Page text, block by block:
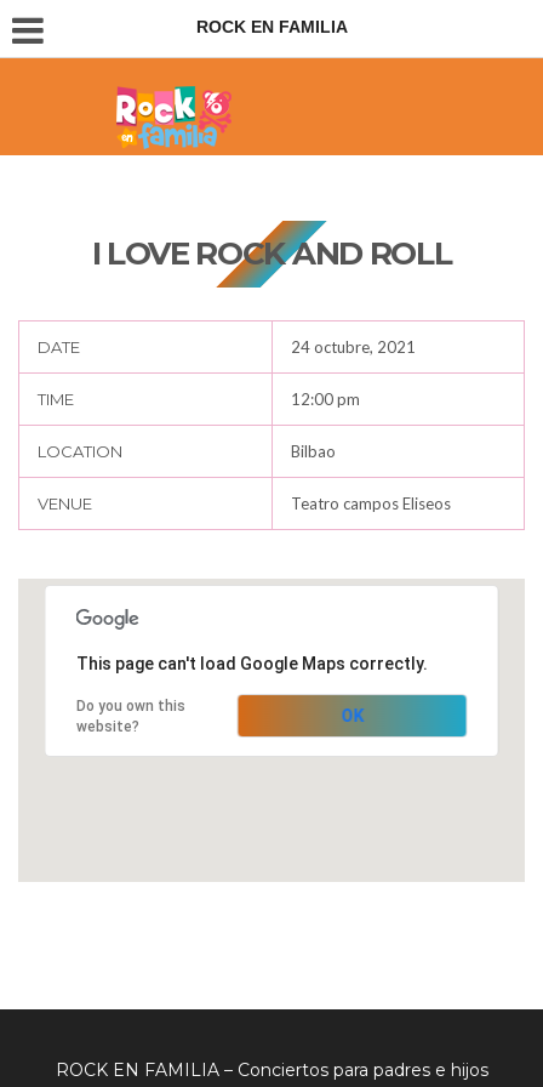
ROCK EN FAMILIA
Conciertos para padres e hijos
I LOVE ROCK AND ROLL
DATE 24 octubre, 2021
TIME 12:00 pm
LOCATION Bilbao
VENUE Teatro campos Eliseos
This page can't load Google Maps correctly.
Do you own this
website?
OK
ROCK EN FAMILIA – Conciertos para padres e hijos